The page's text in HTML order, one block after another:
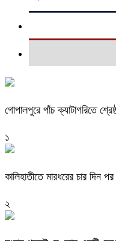
গোপালপুরে পাঁচ ক্যাটাগরিতে
১
কালিহাতীতে মারধরের চার
২